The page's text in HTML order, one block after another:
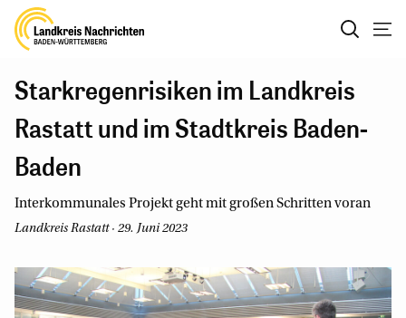
Starkregenrisiken im Landkreis
Rastatt und im Stadtkreis Baden-
Baden
Interkommunales Projekt geht mit großen Schritten voran
Landkreis Rastatt · 29. Juni 2023